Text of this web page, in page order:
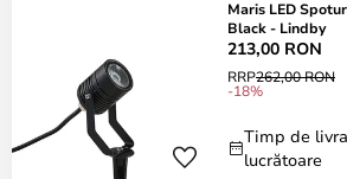
Maris LED
Black - Lindby
213,00 RON
RRP262,00 RON
-18%
Timp de
lucrătoare